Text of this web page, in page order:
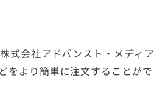
式会社アドバンスト・メディア
をより簡単に注文することがで